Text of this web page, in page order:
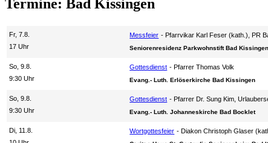
Termine: Bad Kissingen
Fr, 7.8.
17 Uhr
Messfeier Pfarrvikar Karl Feser (kath.), PR
Seniorenresidenz Parkwohnstift Bad
So, 9.8.
9:30 Uhr
Gottesdienst Pfarrer Thomas Volk
Evang.- Luth. Erlöserkirche Bad Kissingen
So, 9.8.
9:30 Uhr
Gottesdienst Pfarrer Dr. Sung Kim,
Evang.- Luth. Johanneskirche Bad Bocklet
Di, 11.8.
Wortgottesfeier Diakon Christoph Glaser